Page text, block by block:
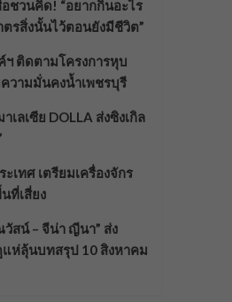
อชวนคิด! “อยากกินอะไร
รสิ่งนั้นไว้ตอนยังมีชีวิต”
ฯ ติดตามโครงการหุบ
วามมั่นคงน้ำเพชรบุรี
เลเซีย DOLLA ส่งซิงเกิล
เทศ เตรียมเครื่องจักร
ที่เสี่ยง
สน์ – จีน่า ญีนา” ส่ง
แห่ลุ้นบทสรุป 10 สิงหาคม